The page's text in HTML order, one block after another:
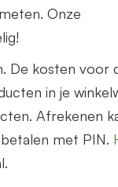
Onze
De kosten voor
in je
Afrekenen
met PIN.